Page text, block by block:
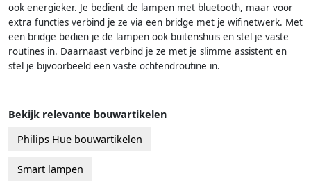
ook energieker. Je bedient de lampen met bluetooth, maar voor
extra functies verbind je ze via een bridge met je wifinetwerk. Met
een bridge bedien je de lampen ook buitenshuis en stel je vaste
routines in. Daarnaast verbind je ze met je slimme assistent en
stel je bijvoorbeeld een vaste ochtendroutine in.
Bekijk relevante bouwartikelen
Philips Hue bouwartikelen
Smart lampen